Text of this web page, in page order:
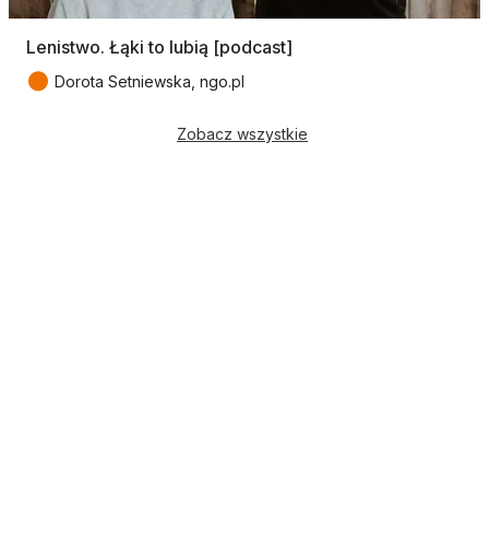
Lenistwo. Łąki to lubią [podcast]
● Dorota Setniewska, ngo.pl
Zobacz wszystkie